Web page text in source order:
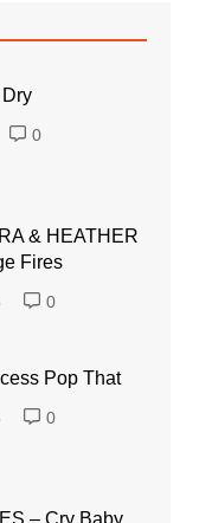
0
& HEATHER
Fires
0
Pop That
0